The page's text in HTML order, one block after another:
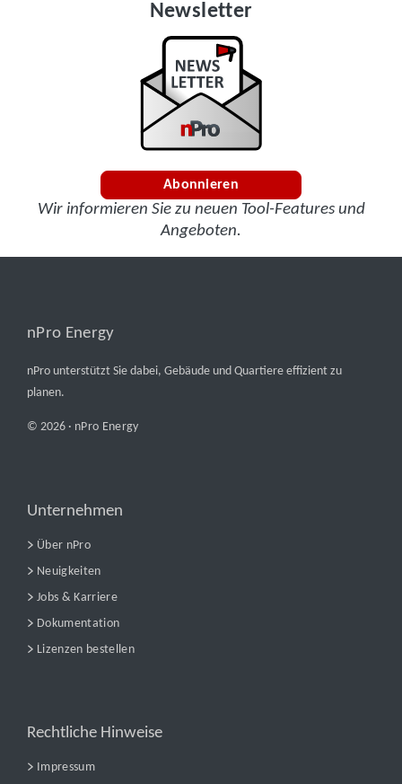
Newsletter
Abonnieren
Wir informieren Sie zu neuen Tool-Features und
Angeboten.
nPro Energy
nPro unterstützt Sie dabei, Gebäude und Quartiere effizient zu
planen.
© 2026 · nPro Energy
Unternehmen
Über nPro
Neuigkeiten
Jobs & Karriere
Dokumentation
Lizenzen bestellen
Rechtliche Hinweise
Impressum